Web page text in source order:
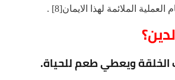
الملائمة لهذا الايمان[8] .
الخلقة ويعطي طعم للحياة.